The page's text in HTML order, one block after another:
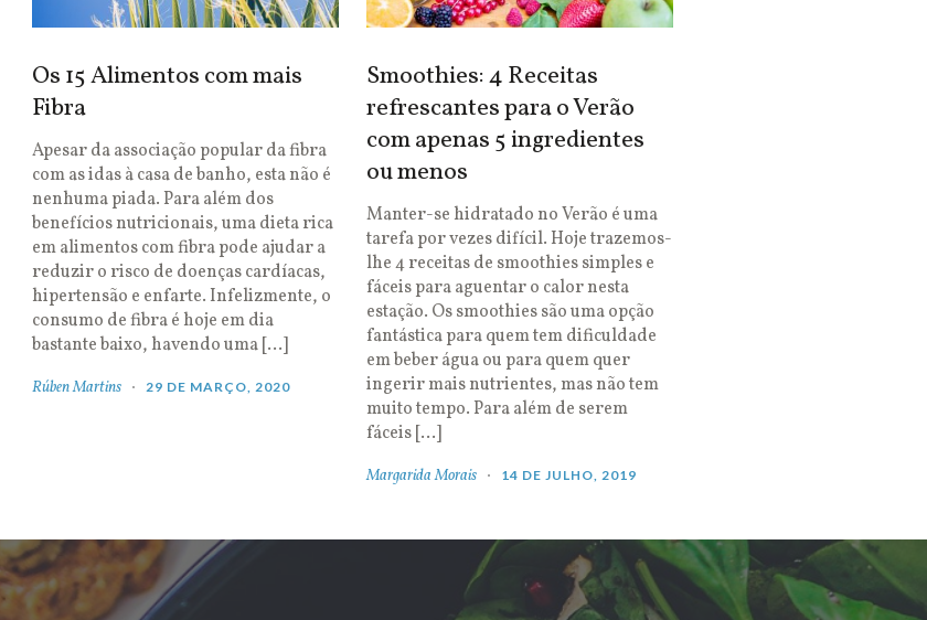
Os 15 Alimentos com mais
Fibra
Apesar da associação popular da fibra
com as idas à casa de banho, esta não é
nenhuma piada. Para além dos
benefícios nutricionais, uma dieta rica
em alimentos com fibra pode ajudar a
reduzir o risco de doenças cardíacas,
hipertensão e enfarte. Infelizmente, o
consumo de fibra é hoje em dia
bastante baixo, havendo uma […]
Rúben Martins 29 DE MARÇO, 2020
Smoothies: 4 Receitas
refrescantes para o Verão
com apenas 5 ingredientes
ou menos
Manter-se hidratado no Verão é uma
tarefa por vezes difícil. Hoje trazemos-
lhe 4 receitas de smoothies simples e
fáceis para aguentar o calor nesta
estação. Os smoothies são uma opção
fantástica para quem tem dificuldade
em beber água ou para quem quer
ingerir mais nutrientes, mas não tem
muito tempo. Para além de serem
fáceis […]
Margarida Morais 14 DE JULHO, 2019